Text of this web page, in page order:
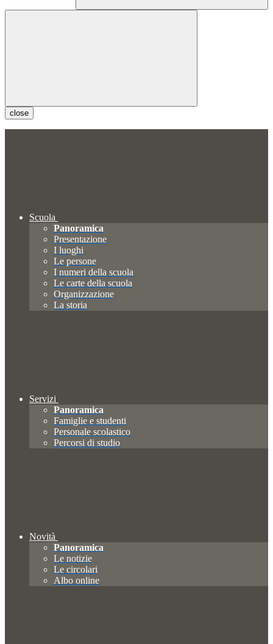
close
Scuola
Panoramica
Presentazione
I luoghi
Le persone
I numeri della scuola
Le carte della scuola
Organizzazione
La storia
Servizi
Panoramica
Famiglie e studenti
Personale scolastico
Percorsi di studio
Novità
Panoramica
Le notizie
Le circolari
Albo online